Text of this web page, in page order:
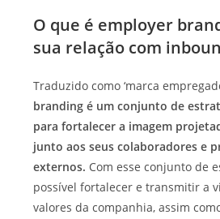
O que é employer
sua relação com
Traduzido como ‘marca
branding é um conjunto de
para fortalecer a imagem
junto aos seus colaboradores e
externos. Com esse conjunto de
possível fortalecer e transmitir a
valores da companhia, assim